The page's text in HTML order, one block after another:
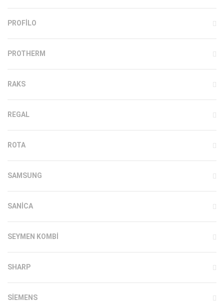
PROFILO
PROTHERM
RAKS
REGAL
ROTA
SAMSUNG
SANICA
SEYMEN KOMBI
SHARP
SIEMENS